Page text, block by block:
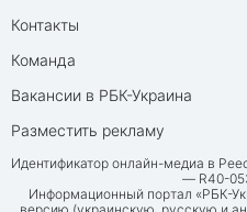
Контакты
Команда
Вакансии в РБК-Украина
Разместить рекламу
Идентификатор онлайн-медиа в
— R40-
Информационный портал «РБК-